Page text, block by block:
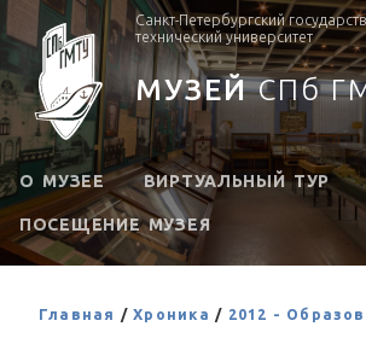
Санкт-Петербургский
технический университет
О МУЗЕЕ ВИРТУАЛЬНЫЙ ТУР
ПОСЕЩЕНИЕ МУЗЕЯ
МУЗЕЙ СПб
Главная /Хроника / 2012 -